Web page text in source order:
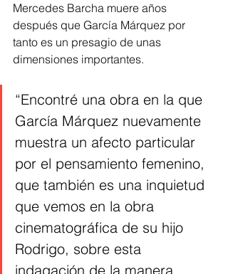
Mercedes Barcha muere años
después que García Márquez por
tanto es un presagio de unas
dimensiones importantes.
“Encontré una obra en la que
García Márquez nuevamente
muestra un afecto particular
por el pensamiento femenino,
que también es una inquietud
que vemos en la obra
cinematográfica de su hijo
Rodrigo, sobre esta
indagación de la manera